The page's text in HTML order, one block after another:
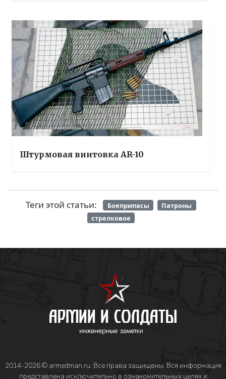
Штурмовая винтовка AR-10
Теги этой статьи: Боеприпасы
Патроны
стрелковое
2014-2026 © armedman.ru. Все права защищены. Вся информация
представлена исключительно в ознакомительных целях и